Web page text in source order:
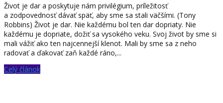
Život je dar a poskytuje nám privilégium, príležitosť
a zodpovednosť dávať späť, aby sme sa stali väčšími. (Tony
Robbins) Život je dar. Nie každému bol ten dar dopriaty. Nie
každému je dopriate, dožiť sa vysokého veku. Svoj život by sme si
mali vážiť ako ten najcennejší klenot. Mali by sme sa z neho
radovať a ďakovať zaň každé ráno,...
Celý článok